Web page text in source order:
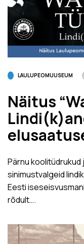
LAULUPEOMUUSEUM
Näitus
Pärnu koolitüdrukud
sinimustvalgeid
Eesti
rõdult….